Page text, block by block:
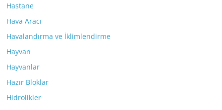
Hastane
Hava Aracı
Havalandırma ve İklimlendirme
Hayvan
Hayvanlar
Hazır Bloklar
Hidrolikler